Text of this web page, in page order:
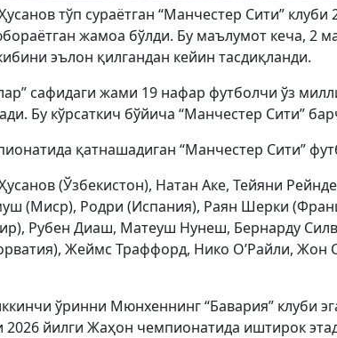
тўп сураётган “Манчестер Сити”
жамоа бўлди. Бу маълумот кеча, 2
эълон қилгандан кейин тасдиқланди.
сафидаги жами 19 нафар футболчи ўз
Бу кўрсаткич бўйича “Манчестер Сити”
қатнашадиган “Манчестер Сити”
(Ўзбекистон), Натан Аке, Тейяни
(Миср), Родри (Испания), Раян Шерки
Рубен Диаш, Матеуш Нунеш, Бернарду
Жеймс Траффорд, Нико О’Райли, Жон
ўринни Мюнхеннинг “Бавария” клуби
2026 йилги Жаҳон чемпионатида иштирок